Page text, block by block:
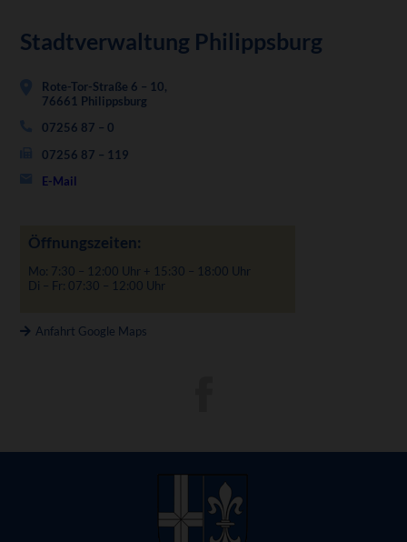
Stadtverwaltung Philippsburg
Rote-Tor-Straße 6 – 10,
76661 Philippsburg
07256 87 – 0
07256 87 – 119
E-Mail
Öffnungszeiten:
Mo: 7:30 – 12:00 Uhr + 15:30 – 18:00 Uhr
Di – Fr: 07:30 – 12:00 Uhr
Anfahrt Google Maps